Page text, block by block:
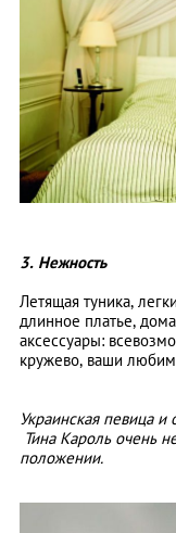
3. Нежность
Летящая туника,
длинное платье,
аксессуары:
кружево, ваши
Украинская певица
Тина Кароль очень
положении.